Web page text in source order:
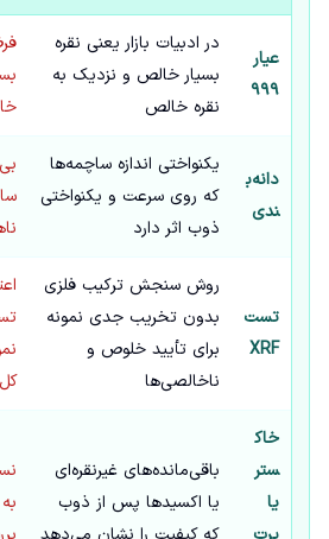
عیار
۹۹۹
در ادبیات بازار یعنی نقره
بسیار خالص و نزدیک به
نقره خالص
دانه‌ب
ندی
یکنواختی اندازه ساچمه‌ها
که روی سرعت و یکنواختی
ذوب اثر دارد
تست
XRF
روش سنجش ترکیب فلزی
بدون تخریب جدی نمونه
برای تأیید خلوص و
ناخالصی‌ها
خاک
ستر
یا
باقی‌مانده‌های غیرنقره‌ای
یا اکسیدها پس از ذوب